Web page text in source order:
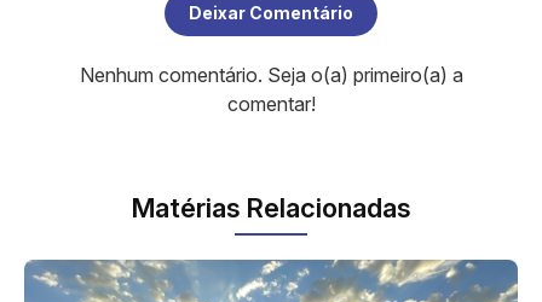
Deixar Comentário
Nenhum comentário. Seja o(a) primeiro(a) a
comentar!
Matérias Relacionadas